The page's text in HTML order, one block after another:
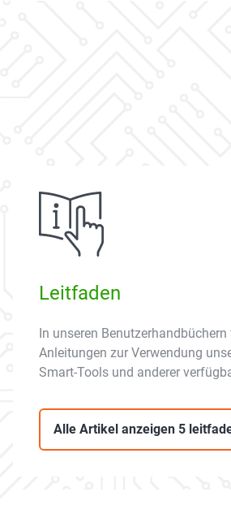
Leitfaden
In unseren
Anleitungen zur Verwendung
Smart-Tools und anderer
Alle Artikel anzeigen 5